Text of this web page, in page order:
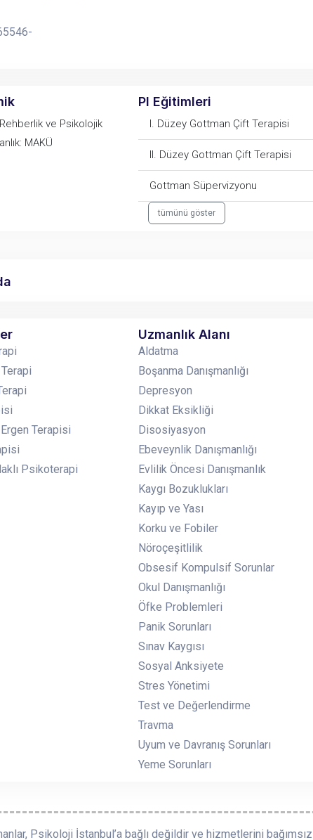
ve Psikolojik
MAKÜ
PI Eğitimleri
I. Düzey Gottman Çift Terapisi
II. Düzey Gottman Çift Terapisi
Gottman Süpervizyonu
tümünü göster
Terapisi
Psikoterapi
Uzmanlık Alanı
Aldatma
Boşanma Danışmanlığı
Depresyon
Dikkat Eksikliği
Disosiyasyon
Ebeveynlik Danışmanlığı
Evlilik Öncesi Danışmanlık
Kaygı Bozuklukları
Kayıp ve Yası
Korku ve Fobiler
Nöroçeşitlilik
Obsesif Kompulsif Sorunlar
Okul Danışmanlığı
Öfke Problemleri
Panik Sorunları
Sınav Kaygısı
Sosyal Anksiyete
Stres Yönetimi
Test ve Değerlendirme
Travma
Uyum ve Davranış Sorunları
Yeme Sorunları
Psikoloji İstanbul’a bağlı değildir ve hizmetlerini